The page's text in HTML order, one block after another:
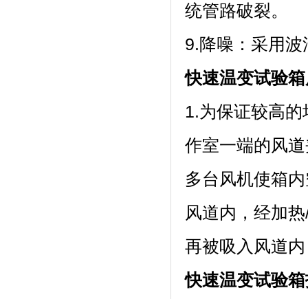
统管路破裂。
9.降噪：采用
快速温变试验
1.为保证较高的
作室一端的风道夹
多台风机使箱内
风道内，经
再被吸入风道内
快速温变试验箱